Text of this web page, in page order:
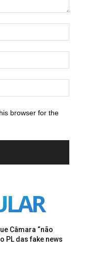
browser for the
Câmara “não
PL das fake news